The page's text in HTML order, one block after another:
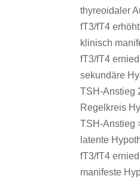
thyreoidaler
fT3/fT4
klinisch
fT3/fT4
sekundäre
TSH-Anstieg
Regelkreis
TSH-Anstieg
latente
fT3/fT4
manifeste